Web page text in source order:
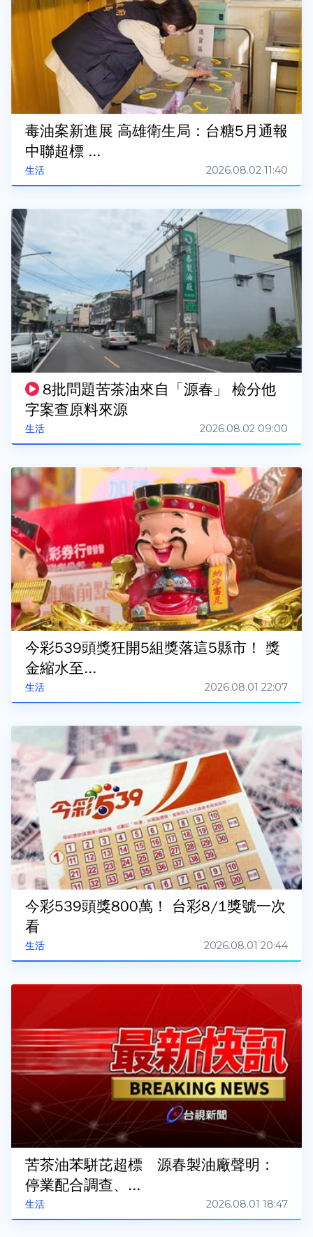
生活
毒油案新進展 高雄衛生局：台糖5月通報
中聯超標 ...
2026.08.02 11:40
生活
8批問題苦茶油來自「源春」 檢分他
字案查原料來源
2026.08.02 09:00
生活
今彩539頭獎狂開5組獎落這5縣市！ 獎
金縮水至...
2026.08.01 22:07
生活
今彩539頭獎800萬！ 台彩8/1獎號一次
看
2026.08.01 20:44
生活
苦茶油苯駢芘超標 源春製油廠聲明：
停業配合調查、...
2026.08.01 18:47